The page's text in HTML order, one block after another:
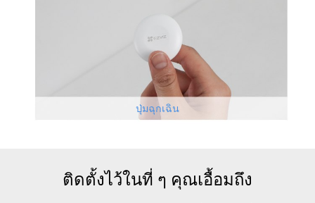
ปุ่มฉุกเฉิน
ติดตั้งไว้ในที่ ๆ คุณเอื้อมถึง